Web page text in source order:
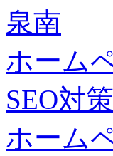
泉南
ホーム
SEO対策
ホーム